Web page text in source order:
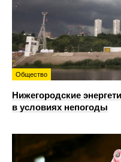
Общество
Нижегородские
в условиях непогоды